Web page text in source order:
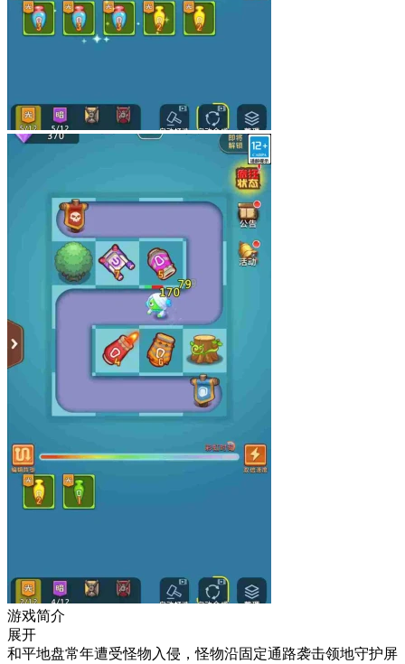
游戏简介
展开
和平地盘常年遭受怪物入侵，怪物沿固定通路袭击领地守护屏